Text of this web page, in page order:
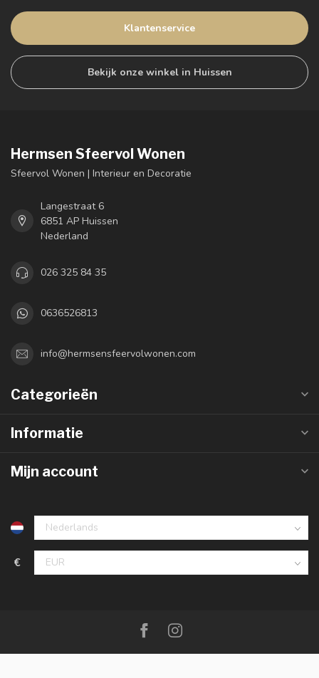
Klantenservice
Bekijk onze winkel in Huissen
Hermsen Sfeervol Wonen
Sfeervol Wonen | Interieur en Decoratie
Langestraat 6
6851 AP Huissen
Nederland
026 325 84 35
0636526813
info@hermsensfeervolwonen.com
Categorieën
Informatie
Mijn account
€